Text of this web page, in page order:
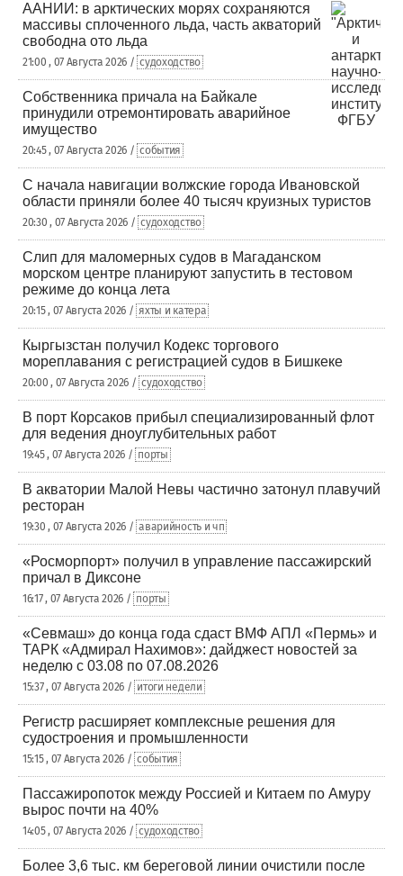
ААНИИ: в арктических морях сохраняются
массивы сплоченного льда, часть акваторий
свободна ото льда
21:00 , 07 Августа 2026 / судоходство
Собственника причала на Байкале
принудили отремонтировать аварийное
имущество
20:45 , 07 Августа 2026 / события
С начала навигации волжские города Ивановской
области приняли более 40 тысяч круизных туристов
20:30 , 07 Августа 2026 / судоходство
Слип для маломерных судов в Магаданском
морском центре планируют запустить в тестовом
режиме до конца лета
20:15 , 07 Августа 2026 / яхты и катера
Кыргызстан получил Кодекс торгового
мореплавания с регистрацией судов в Бишкеке
20:00 , 07 Августа 2026 / судоходство
В порт Корсаков прибыл специализированный флот
для ведения дноуглубительных работ
19:45 , 07 Августа 2026 / порты
В акватории Малой Невы частично затонул плавучий
ресторан
19:30 , 07 Августа 2026 / аварийность и чп
«Росморпорт» получил в управление пассажирский
причал в Диксоне
16:17 , 07 Августа 2026 / порты
«Севмаш» до конца года сдаст ВМФ АПЛ «Пермь» и
ТАРК «Адмирал Нахимов»: дайджест новостей за
неделю с 03.08 по 07.08.2026
15:37 , 07 Августа 2026 / итоги недели
Регистр расширяет комплексные решения для
судостроения и промышленности
15:15 , 07 Августа 2026 / события
Пассажиропоток между Россией и Китаем по Амуру
вырос почти на 40%
14:05 , 07 Августа 2026 / судоходство
Более 3,6 тыс. км береговой линии очистили после